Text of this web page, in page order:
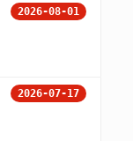
2026-08-01
2026-07-17